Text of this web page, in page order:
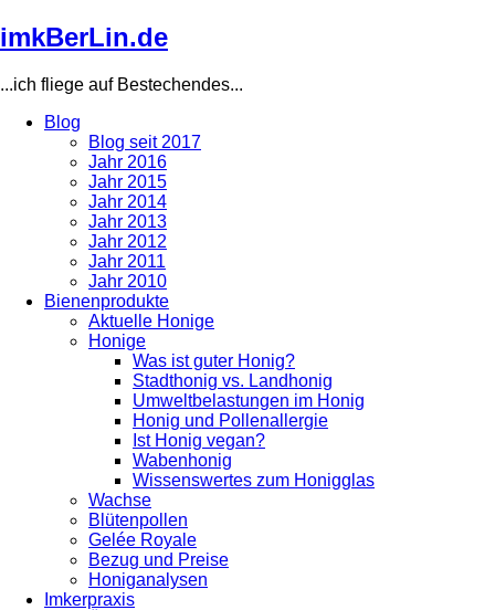
Direkt
zum
imkBerLin.de
...ich fliege auf Bestechendes...
navigation
Blog
Blog seit 2017
Jahr 2016
Jahr 2015
Jahr 2014
Jahr 2013
Jahr 2012
Jahr 2011
Jahr 2010
Bienenprodukte
Aktuelle Honige
Honige
Was ist guter Honig?
Stadthonig vs. Landhonig
Umweltbelastungen im Honig
Honig und Pollenallergie
Ist Honig vegan?
Wabenhonig
Wissenswertes zum Honigglas
Wachse
Blütenpollen
Gelée Royale
Bezug und Preise
Honiganalysen
Imkerpraxis